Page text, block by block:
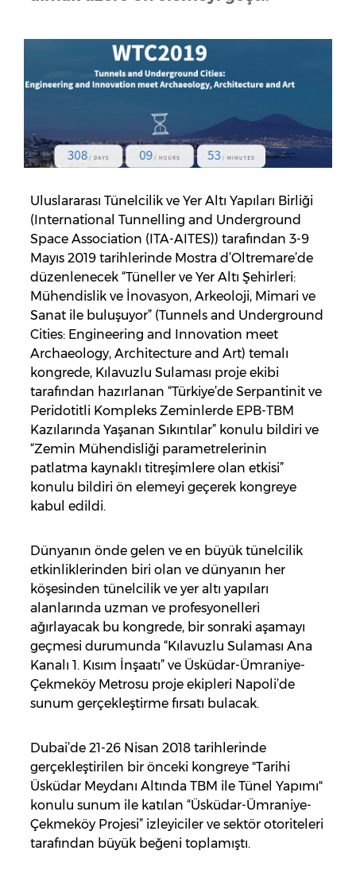
Uluslararası Tünelcilik ve Yer Altı Yapıları Birliği
(International Tunnelling and Underground
Space Association (ITA-AITES)) tarafından 3-9
Mayıs 2019 tarihlerinde Mostra d’Oltremare’de
düzenlenecek “Tüneller ve Yer Altı Şehirleri:
Mühendislik ve İnovasyon, Arkeoloji, Mimari ve
Sanat ile buluşuyor” (Tunnels and Underground
Cities: Engineering and Innovation meet
Archaeology, Architecture and Art) temalı
kongrede, Kılavuzlu Sulaması proje ekibi
tarafından hazırlanan “Türkiye’de Serpantinit ve
Peridotitli Kompleks Zeminlerde EPB-TBM
Kazılarında Yaşanan Sıkıntılar” konulu bildiri ve
“Zemin Mühendisliği parametrelerinin
patlatma kaynaklı titreşimlere olan etkisi”
konulu bildiri ön elemeyi geçerek kongreye
kabul edildi.
Dünyanın önde gelen ve en büyük tünelcilik
etkinliklerinden biri olan ve dünyanın her
köşesinden tünelcilik ve yer altı yapıları
alanlarında uzman ve profesyonelleri
ağırlayacak bu kongrede, bir sonraki aşamayı
geçmesi durumunda “Kılavuzlu Sulaması Ana
Kanalı 1. Kısım İnşaatı” ve Üsküdar-Ümraniye-
Çekmeköy Metrosu proje ekipleri Napoli’de
sunum gerçekleştirme fırsatı bulacak.
Dubai’de 21-26 Nisan 2018 tarihlerinde
gerçekleştirilen bir önceki kongreye "Tarihi
Üsküdar Meydanı Altında TBM ile Tünel Yapımı"
konulu sunum ile katılan “Üsküdar-Ümraniye-
Çekmeköy Projesi” izleyiciler ve sektör otoriteleri
tarafından büyük beğeni toplamıştı.